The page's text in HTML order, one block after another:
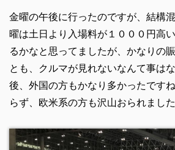
金曜の午後に行ったのですが、結構
曜は土日より入場料が１０００円高
るかなと思ってましたが、かなりの
とも、クルマが見れないなんて事は
後、外国の方もかなり多かったです
らず、欧米系の方も沢山おられました